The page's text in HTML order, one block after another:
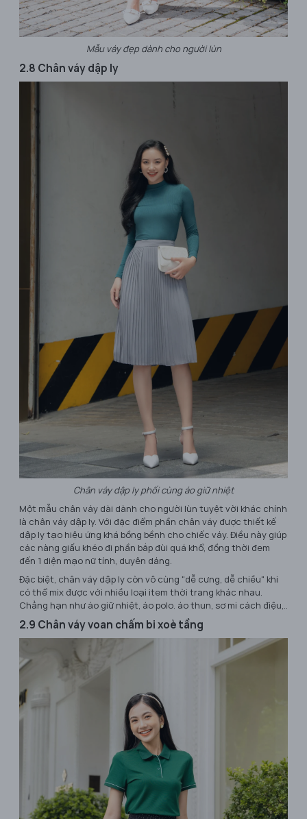
Mẫu váy đẹp dành cho người lùn
2.8 Chân váy dập ly
Chân váy dập ly phối cùng áo giữ nhiệt
Một mẫu chân váy dài dành cho người lùn tuyệt vời khác chính
là chân váy dập ly. Với đặc điểm phần chân váy được thiết kế
dập ly tạo hiệu ứng khá bồng bềnh cho chiếc váy. Điều này giúp
các nàng giấu khéo đi phần bắp đùi quá khổ, đồng thời đem
đến 1 diện mạo nữ tính, duyên dáng.
Đặc biệt, chân váy dập ly còn vô cùng "dễ cưng, dễ chiều" khi
có thể mix được với nhiều loại item thời trang khác nhau.
Chẳng hạn như áo giữ nhiệt, áo polo. áo thun, sơ mi cách điệu,..
2.9 Chân váy voan chấm bi xoè tầng